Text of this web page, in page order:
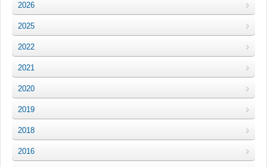
2026
2025
2022
2021
2020
2019
2018
2016